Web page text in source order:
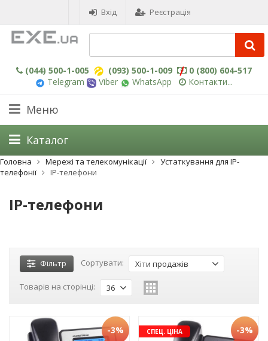
Вхід Реєстрація
(044) 500-1-005 (093) 500-1-009
0 (800) 604-517
Telegram
Viber WhatsApp Контакти...
Меню
Головна Мережі та телекомунікації
Устаткування для IP-
телефонії
IP-телефони
IP-телефони
Фільтр Сортувати: Хіти продажів
Товарів на сторінці: 36
-3% СПЕЦ. ЦІНА -3%
Каталог